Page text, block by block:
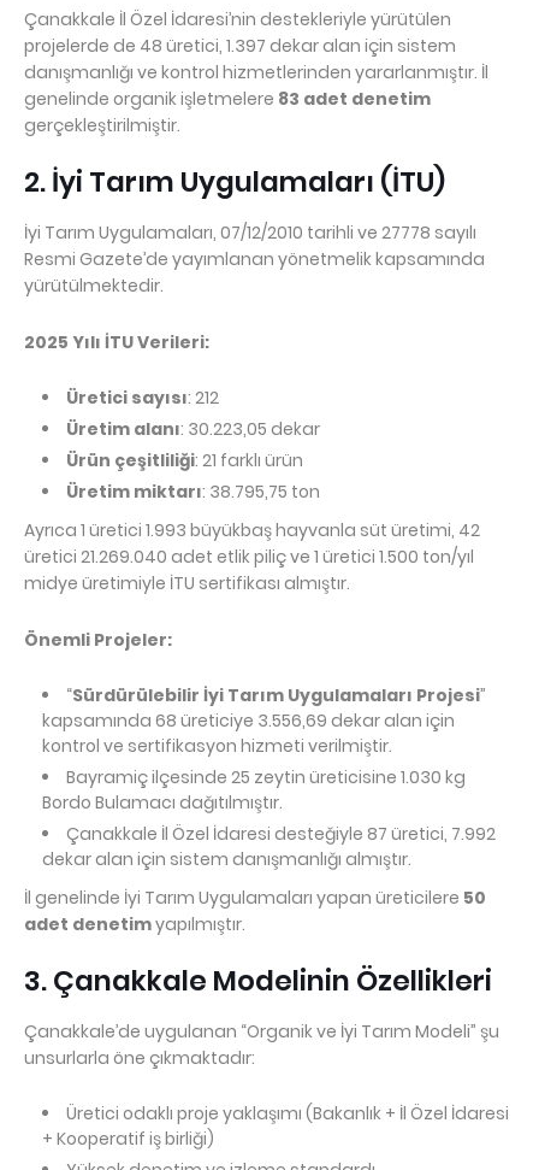
Çanakkale İl Özel İdaresi’nin destekleriyle yürütülen
projelerde de 48 üretici, 1.397 dekar alan için sistem
danışmanlığı ve kontrol hizmetlerinden yararlanmıştır. İl
genelinde organik işletmelere 83 adet denetim
gerçekleştirilmiştir.
2. İyi Tarım Uygulamaları (İTU)
İyi Tarım Uygulamaları, 07/12/2010 tarihli ve 27778 sayılı
Resmi Gazete’de yayımlanan yönetmelik kapsamında
yürütülmektedir.
2025 Yılı İTU Verileri:
Üretici sayısı: 212
Üretim alanı: 30.223,05 dekar
Ürün çeşitliliği: 21 farklı ürün
Üretim miktarı: 38.795,75 ton
Ayrıca 1 üretici 1.993 büyükbaş hayvanla süt üretimi, 42
üretici 21.269.040 adet etlik piliç ve 1 üretici 1.500 ton/yıl
midye üretimiyle İTU sertifikası almıştır.
Önemli Projeler:
“Sürdürülebilir İyi Tarım Uygulamaları Projesi”
kapsamında 68 üreticiye 3.556,69 dekar alan için
kontrol ve sertifikasyon hizmeti verilmiştir.
Bayramiç ilçesinde 25 zeytin üreticisine 1.030 kg
Bordo Bulamacı dağıtılmıştır.
Çanakkale İl Özel İdaresi desteğiyle 87 üretici, 7.992
dekar alan için sistem danışmanlığı almıştır.
İl genelinde İyi Tarım Uygulamaları yapan üreticilere 50
adet denetim yapılmıştır.
3. Çanakkale Modelinin Özellikleri
Çanakkale’de uygulanan “Organik ve İyi Tarım Modeli” şu
unsurlarla öne çıkmaktadır:
Üretici odaklı proje yaklaşımı (Bakanlık + İl Özel İdaresi
+ Kooperatif iş birliği)